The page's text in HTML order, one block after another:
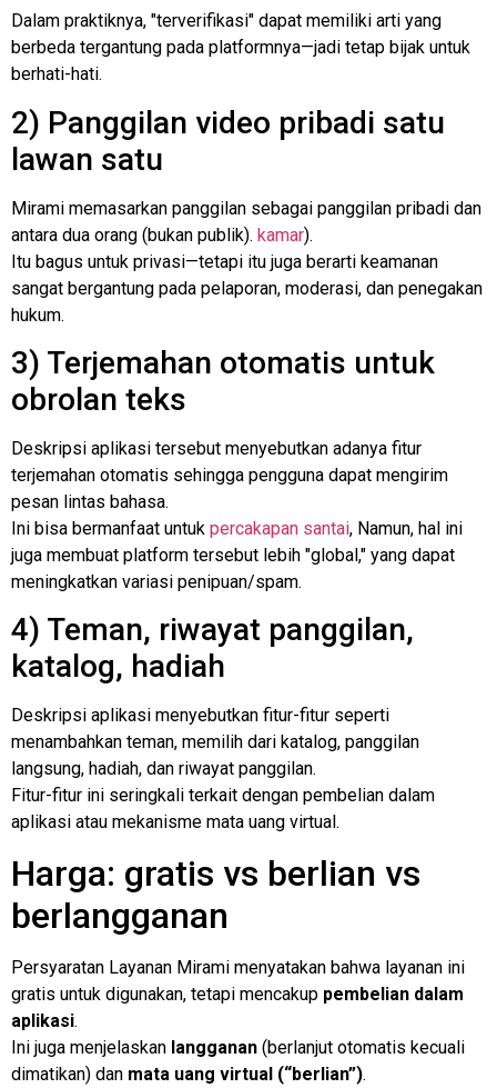
Dalam praktiknya, "terverifikasi" dapat memiliki arti yang
berbeda tergantung pada platformnya—jadi tetap bijak untuk
berhati-hati.
2) Panggilan video pribadi satu
lawan satu
Mirami memasarkan panggilan sebagai panggilan pribadi dan
antara dua orang (bukan publik). kamar).
Itu bagus untuk privasi—tetapi itu juga berarti keamanan
sangat bergantung pada pelaporan, moderasi, dan penegakan
hukum.
3) Terjemahan otomatis untuk
obrolan teks
Deskripsi aplikasi tersebut menyebutkan adanya fitur
terjemahan otomatis sehingga pengguna dapat mengirim
pesan lintas bahasa.
Ini bisa bermanfaat untuk percakapan santai, Namun, hal ini
juga membuat platform tersebut lebih "global," yang dapat
meningkatkan variasi penipuan/spam.
4) Teman, riwayat panggilan,
katalog, hadiah
Deskripsi aplikasi menyebutkan fitur-fitur seperti
menambahkan teman, memilih dari katalog, panggilan
langsung, hadiah, dan riwayat panggilan.
Fitur-fitur ini seringkali terkait dengan pembelian dalam
aplikasi atau mekanisme mata uang virtual.
Harga: gratis vs berlian vs
berlangganan
Persyaratan Layanan Mirami menyatakan bahwa layanan ini
gratis untuk digunakan, tetapi mencakup pembelian dalam
aplikasi.
Ini juga menjelaskan langganan (berlanjut otomatis kecuali
dimatikan) dan mata uang virtual (“berlian”).